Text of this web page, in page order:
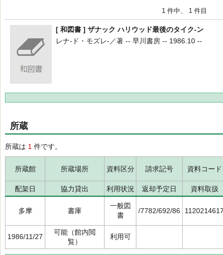
1 件中、 1 件目
[ 和図書 ] ザナック ハリウッド最後のタイク-ン
レナ-ド・モズレ-／著 -- 早川書房 -- 1986.10 --
所蔵
所蔵は 1 件です。
所蔵館 所蔵場所 資料区分 請求記号 資料コード
配架日 協力貸出 利用状況 返却予定日 資料取扱
多摩 書庫
一般図
書
/7782/692/86
1986/11/27
可能（館内閲
覧）
利用可